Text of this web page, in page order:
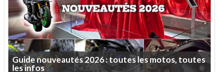
Guidenouveautés2026:touteslesmotos,toutes
lesinfos